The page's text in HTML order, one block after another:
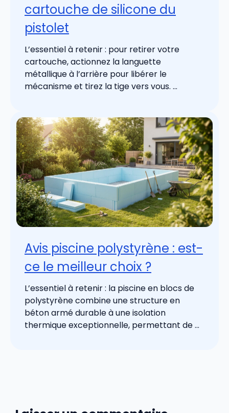
cartouche de silicone du
pistolet
L’essentiel à retenir : pour retirer votre
cartouche, actionnez la languette
métallique à l’arrière pour libérer le
mécanisme et tirez la tige vers vous. ...
Avis piscine polystyrène : est-
ce le meilleur choix ?
L’essentiel à retenir : la piscine en blocs de
polystyrène combine une structure en
béton armé durable à une isolation
thermique exceptionnelle, permettant de ...